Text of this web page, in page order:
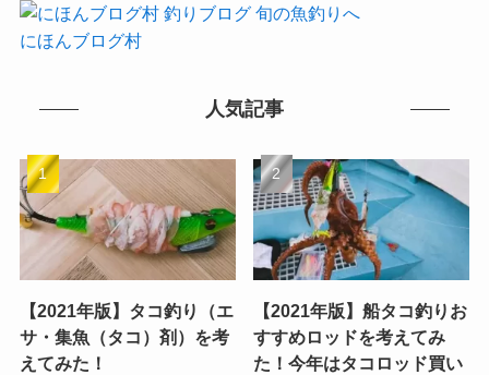
にほんブログ村
人気記事
【2021年版】タコ釣り（エ
サ・集魚（タコ）剤）を考
えてみた！
【2021年版】船タコ釣りお
すすめロッドを考えてみ
た！今年はタコロッド買い